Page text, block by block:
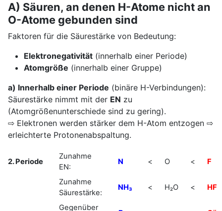
A) Säuren, an denen H-Atome nicht an
O-Atome gebunden sind
Faktoren für die Säurestärke von Bedeutung:
Elektronegativität (innerhalb einer Periode)
Atomgröße (innerhalb einer Gruppe)
a) Innerhalb einer Periode (binäre H-Verbindungen):
Säurestärke nimmt mit der EN zu
(Atomgrößenunterschiede sind zu gering).
⇨ Elektronen werden stärker dem H-Atom entzogen ⇨
erleichterte Protonenabspaltung.
2. Periode
Zunahme
EN:
N < O < F
Zunahme
Säurestärke:
NH₃ < H₂O < HF
Gegenüber